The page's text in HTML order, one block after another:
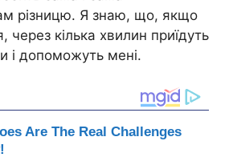
різницю. Я знаю, що, якщо
через кілька хвилин приїдуть
і допоможуть мені.